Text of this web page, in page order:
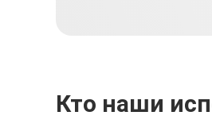
Кто наши